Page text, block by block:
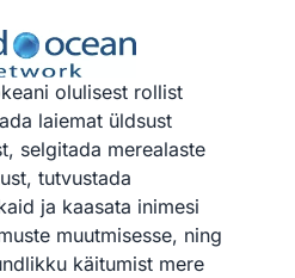
olulisest rollist
laiemat üldsust
selgitada merealaste
tutvustada
ja kaasata inimesi
muutmisesse, ning
käitumist mere